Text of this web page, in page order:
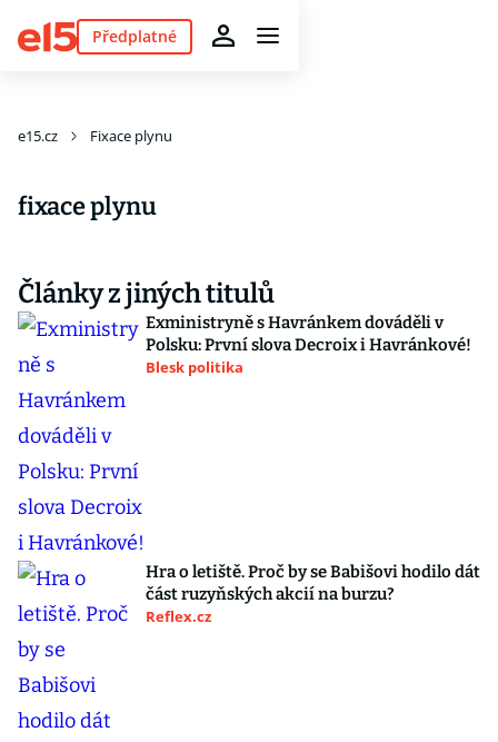
Předplatné
e15.cz Fixace plynu
fixace plynu
Články z jiných titulů
Exministryně s Havránkem dováděli v
Polsku: První slova Decroix i Havránkové!
Blesk politika
Hra o letiště. Proč by se Babišovi hodilo dát
část ruzyňských akcií na burzu?
Reflex.cz